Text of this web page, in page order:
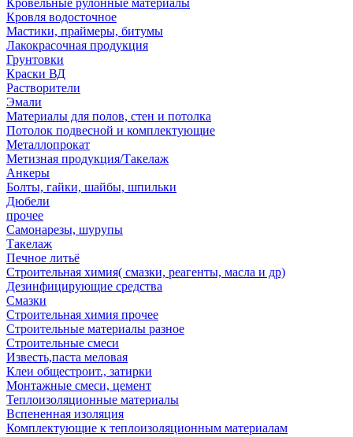
Кровельные рулонные материалы
Кровля водосточное
Мастики, праймеры, битумы
Лакокрасочная продукция
Грунтовки
Краски ВД
Растворители
Эмали
Материалы для полов, стен и потолка
Потолок подвесной и комплектующие
Металлопрокат
Метизная продукция/Такелаж
Анкеры
Болты, гайки, шайбы, шпильки
Дюбели
прочее
Самонарезы, шурупы
Такелаж
Печное литьё
Строительная химия( смазки, реагенты, масла и др)
Дезинфицирующие средства
Смазки
Строительная химия прочее
Строительные материалы разное
Строительные смеси
Известь,паста меловая
Клеи общестроит., затирки
Монтажные смеси, цемент
Теплоизоляционные материалы
Вспененная изоляция
Комплектующие к теплоизоляционным материалам